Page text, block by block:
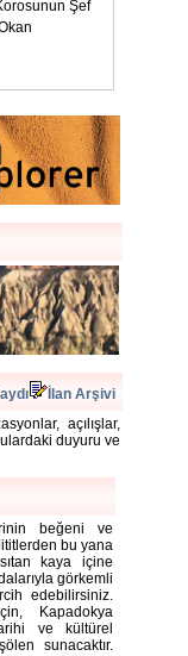
Şef
İlan Arşivi
açılışlar,
duyuru ve
beğeni ve
bu yana
kaya içine
görkemli
edebilirsiniz.
Kapadokya
ve kültürel
sunacaktır.